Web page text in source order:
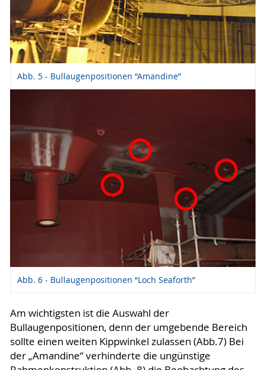
Abb. 5 - Bullaugenpositionen “Amandine”
Abb. 6 - Bullaugenpositionen “Loch Seaforth”
Am wichtigsten ist die Auswahl der
Bullaugenpositionen, denn der umgebende Bereich
sollte einen weiten Kippwinkel zulassen (Abb.7) Bei
der „Amandine“ verhinderte die ungünstige